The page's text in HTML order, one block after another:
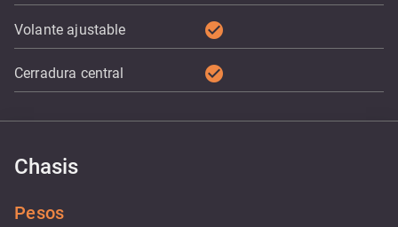
Volante ajustable check_circle
Cerradura central check_circle
Chasis
Pesos